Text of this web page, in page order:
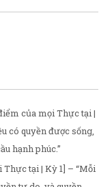
của mọi Thực tại |
có quyền được sống,
hạnh phúc.”
tại | Kỳ 1] – “Mỗi